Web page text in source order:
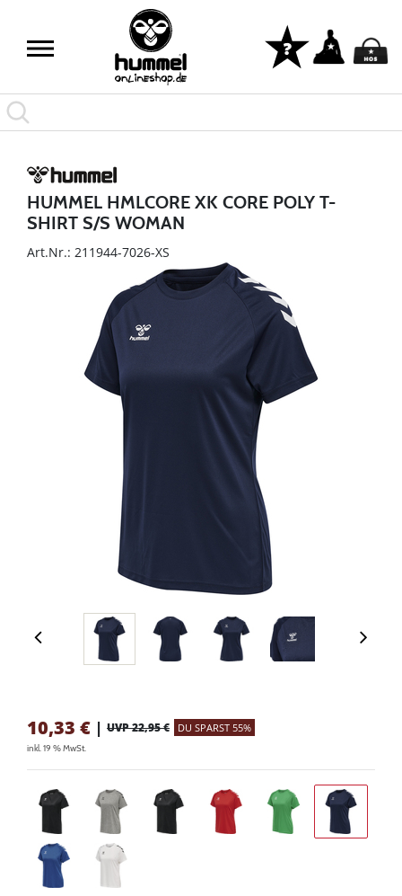
HUMMEL HMLCORE XK CORE POLY T-
SHIRT S/S WOMAN
Art.Nr.: 211944-7026-XS
10,33 € | UVP 22,95 € DU SPARST 55%
inkl. 19 % MwSt.